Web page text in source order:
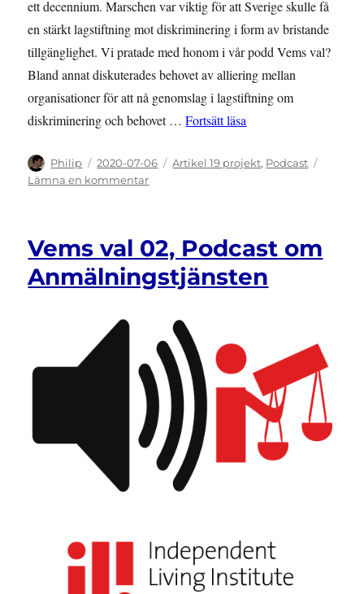
ett decennium. Marschen var viktig för att Sverige skulle få
en stärkt lagstiftning mot diskriminering i form av bristande
tillgänglighet. Vi pratade med honom i vår podd Vems val?
Bland annat diskuterades behovet av alliering mellan
organisationer för att nå genomslag i lagstiftning om
diskriminering och behovet …Fortsätt läsa
Författare
Philip
Publicerat
den
2020-07-06 Kategorier
Artikel 19 projekt, Podcast
Lämna en kommentartill
Podcast
Marschen
anmälningsaktioner
Vems val 02, Podcast om
Anmälningstjänsten